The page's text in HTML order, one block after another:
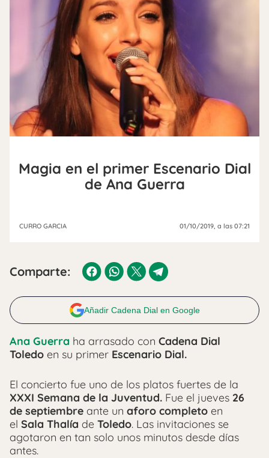
Magia en el primer Escenario Dial
de Ana Guerra
CURRO GARCIA 01/10/2019 , a las 07:21
Comparte:
Añadir Cadena Dial en Google
Ana Guerra ha arrasado con Cadena Dial
Toledo en su primer Escenario Dial.
El concierto fue uno de los platos fuertes de la
XXXI Semana de la Juventud. Fue el jueves 26
de septiembre ante un aforo completo en
el Sala Thalía de Toledo. Las invitaciones se
agotaron en tan solo unos minutos desde días
antes.